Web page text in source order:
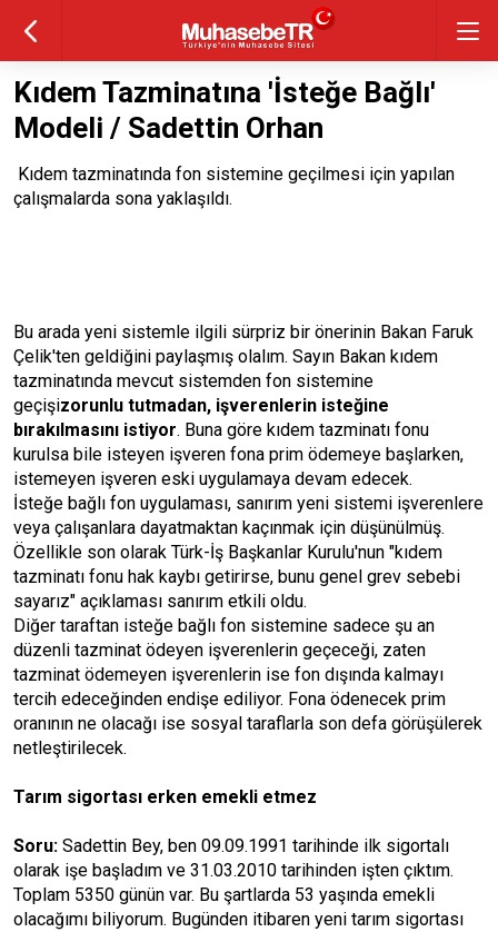
Kıdem Tazminatına 'İsteğe Bağlı'
Modeli / Sadettin Orhan
Kıdem tazminatında fon sistemine geçilmesi için yapılan
çalışmalarda sona yaklaşıldı.
Bu arada yeni sistemle ilgili sürpriz bir önerinin Bakan Faruk
Çelik'ten geldiğini paylaşmış olalım. Sayın Bakan kıdem
tazminatında mevcut sistemden fon sistemine
geçişizorunlu tutmadan, işverenlerin isteğine
bırakılmasını istiyor. Buna göre kıdem tazminatı fonu
kurulsa bile isteyen işveren fona prim ödemeye başlarken,
istemeyen işveren eski uygulamaya devam edecek.
İsteğe bağlı fon uygulaması, sanırım yeni sistemi işverenlere
veya çalışanlara dayatmaktan kaçınmak için düşünülmüş.
Özellikle son olarak Türk-İş Başkanlar Kurulu'nun "kıdem
tazminatı fonu hak kaybı getirirse, bunu genel grev sebebi
sayarız" açıklaması sanırım etkili oldu.
Diğer taraftan isteğe bağlı fon sistemine sadece şu an
düzenli tazminat ödeyen işverenlerin geçeceği, zaten
tazminat ödemeyen işverenlerin ise fon dışında kalmayı
tercih edeceğinden endişe ediliyor. Fona ödenecek prim
oranının ne olacağı ise sosyal taraflarla son defa görüşülerek
netleştirilecek.
Tarım sigortası erken emekli etmez
Soru: Sadettin Bey, ben 09.09.1991 tarihinde ilk sigortalı
olarak işe başladım ve 31.03.2010 tarihinden işten çıktım.
Toplam 5350 günün var. Bu şartlarda 53 yaşında emekli
olacağımı biliyorum. Bugünden itibaren yeni tarım sigortası